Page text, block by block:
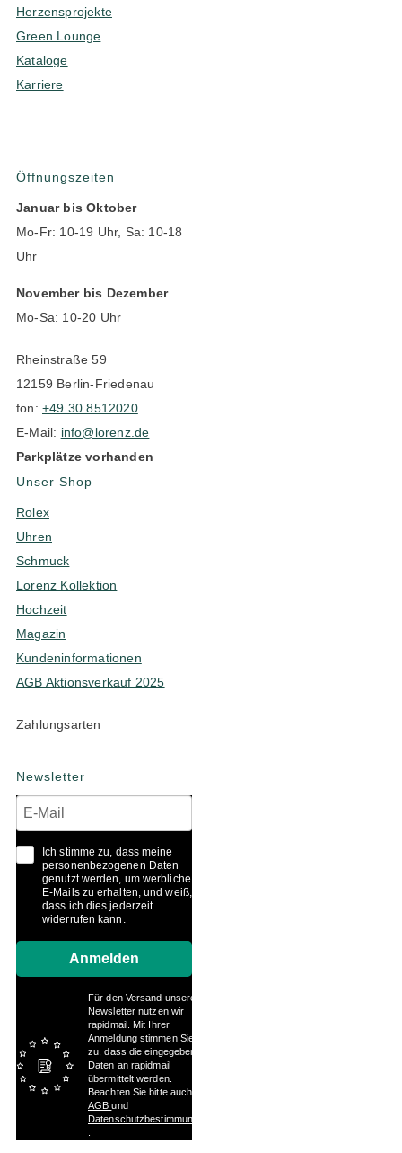
Herzensprojekte
Green Lounge
Kataloge
Karriere
Öffnungszeiten
Januar bis Oktober
Mo-Fr: 10-19 Uhr, Sa: 10-18
Uhr
November bis Dezember
Mo-Sa: 10-20 Uhr
Rheinstraße 59
12159 Berlin-Friedenau
fon: +49 30 8512020
E-Mail: info@lorenz.de
Parkplätze vorhanden
Unser Shop
Rolex
Uhren
Schmuck
Lorenz Kollektion
Hochzeit
Magazin
Kundeninformationen
AGB Aktionsverkauf 2025
Zahlungsarten
Newsletter
Ich stimme zu, dass meine
personenbezogenen Daten
genutzt werden, um werbliche
E-Mails zu erhalten, und weiß,
dass ich dies jederzeit
widerrufen kann.
Anmelden
Für den Versand unserer
Newsletter nutzen wir
rapidmail. Mit Ihrer
Anmeldung stimmen Sie
zu, dass die eingegebenen
Daten an rapidmail
übermittelt werden.
Beachten Sie bitte auch die
AGBund
Datenschutzbestimmungen